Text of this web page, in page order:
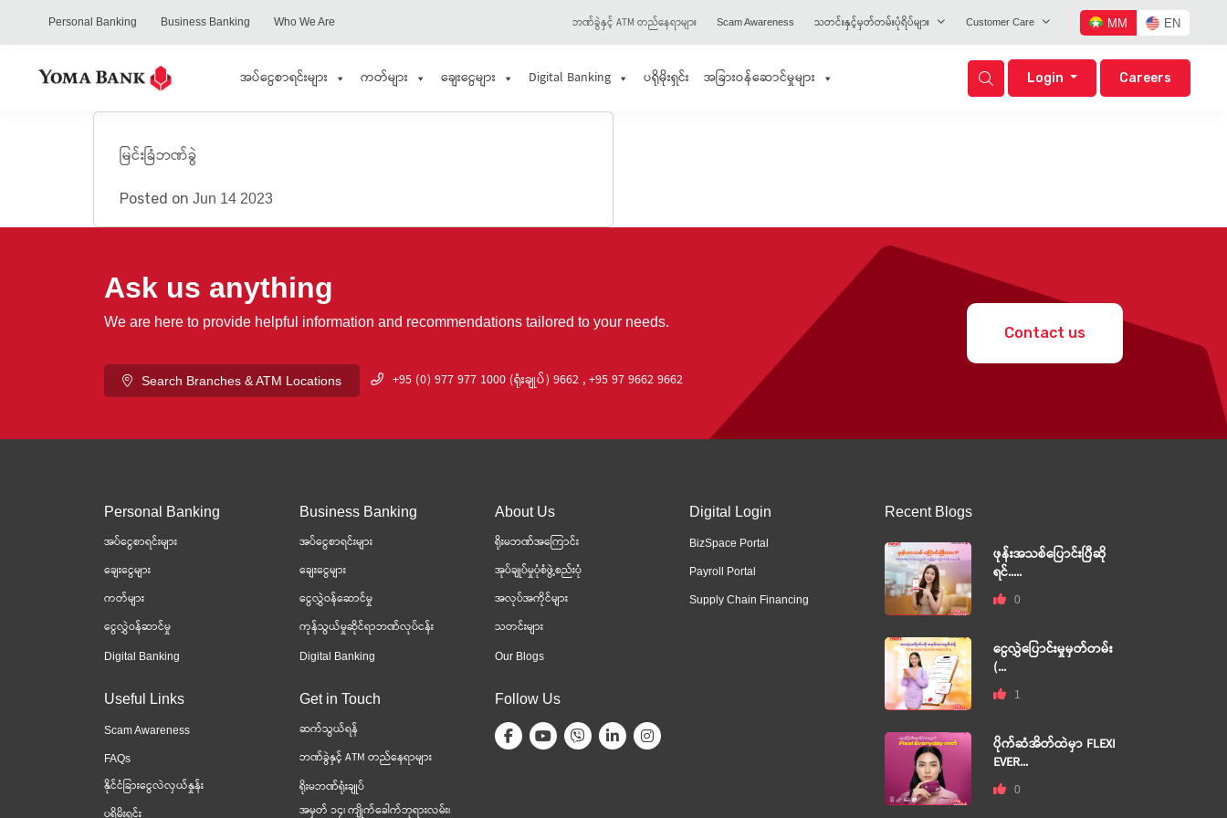
Personal Banking Business Banking Who We Are ဘဏ်ခွဲနှင့် ATM တည်နေရာများ Scam Awareness သတင်းနှင့်မှတ်တမ်းပုံရိပ်များ Customer Care MM EN
အပ်ငွေစာရင်းများ ကတ်များ ချေးငွေများ Digital Banking ပရိုမိုးရှင်း အခြားဝန်ဆောင်မှုများ Login Careers
မြင်းခြံဘဏ်ခွဲ
Posted on Jun 14 2023
Ask us anything
We are here to provide helpful information and recommendations tailored to your needs.
Search Branches & ATM Locations +95 (0) 977 977 1000 (ရုံးချုပ်) 9662 , +95 97 9662 9662
Contact us
Personal Banking
အပ်ငွေစာရင်းများ
ချေးငွေများ
ကတ်များ
ငွေလွှဲဝန်ဆာင်မှု
Digital Banking
Business Banking
အပ်ငွေစာရင်းများ
ချေးငွေများ
ငွေလွှဲဝန်ဆောင်မှု
ကုန်သွယ်မှုဆိုင်ရာဘဏ်လုပ်ငန်း
Digital Banking
About Us
ရိုးမဘဏ်အကြောင်း
အုပ်ချုပ်မှုပုံစံဖွဲ့စည်းပုံ
အလုပ်အကိုင်များ
သတင်းများ
Our Blogs
Digital Login
BizSpace Portal
Payroll Portal
Supply Chain Financing
Useful Links
Scam Awareness
FAQs
နိုင်ငံခြားငွေလဲလှယ်နှုန်း
Get in Touch
ဆက်သွယ်ရန်
ဘဏ်ခွဲနှင့် ATM တည်နေရာများ
ရိုးမဘဏ်ရုံးချုပ်
အမှတ် ၁၄၊ ကျိုက်ခေါက်ဘုရားလမ်း၊
Follow Us
Recent Blogs
ဖုန်းအသစ်ပြောင်းပြီဆို
ရင်.....
0
ငွေလွှဲပြောင်းမှုမှတ်တမ်း
(...
1
ပိုက်ဆံအိတ်ထဲမှာ FLEXI
EVER...
0